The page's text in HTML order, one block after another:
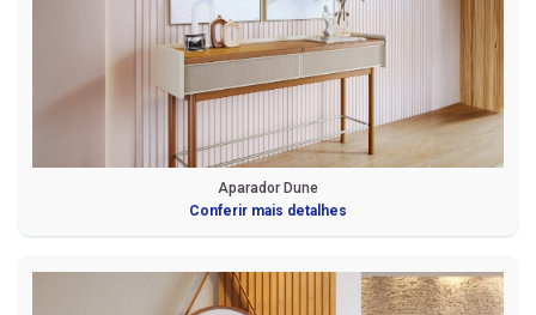
Aparador Dune
Conferir mais detalhes